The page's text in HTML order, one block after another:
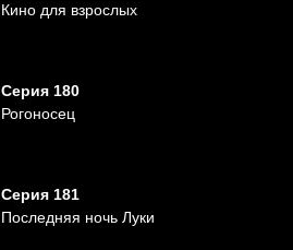
Кино для взрослых
Серия 180
Рогоносец
Серия 181
Последняя ночь Луки